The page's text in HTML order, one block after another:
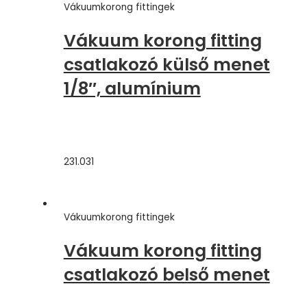
Vákuumkorong fittingek
Vákuum korong fitting
csatlakozó külső menet
1/8″, alumínium
231.031
Vákuumkorong fittingek
Vákuum korong fitting
csatlakozó belső menet